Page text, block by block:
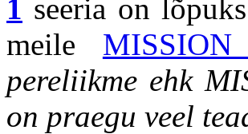
1 seeria on
meile
pereliikme ehk
on praegu veel